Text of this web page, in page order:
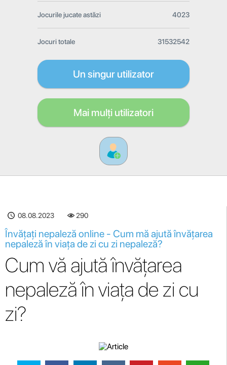
Jocurile jucate astăzi 4023
Jocuri totale 31532542
Un singur utilizator
Mai mulți utilizatori
08.08.2023 290
Învățați nepaleză online - Cum mă ajută învățarea
nepaleză în viața de zi cu zi nepaleză?
Cum vă ajută învățarea
nepaleză în viața de zi cu
zi?